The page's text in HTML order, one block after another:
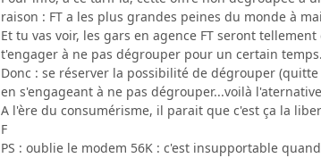
raison : FT a les plus grandes peines du monde à
Et tu vas voir, les gars en agence FT seront
t'engager à ne pas dégrouper pour un certain temps.
Donc : se réserver la possibilité de dégrouper
en s'engageant à ne pas dégrouper...voilà l'aternative
A l'ère du consumérisme, il parait que c'est ça la
F
PS : oublie le modem 56K : c'est insupportable